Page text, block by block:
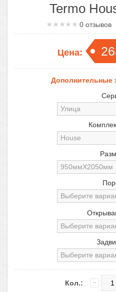
Termo
0 отзывов
Цена:
Дополнительные
Кол.: